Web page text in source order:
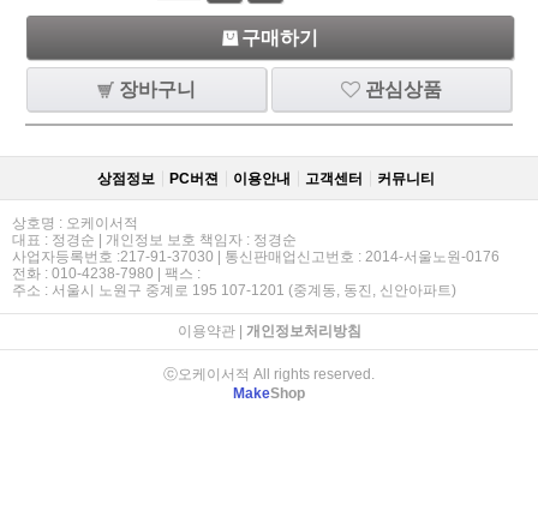
구매하기
장바구니 관심상품
상점정보 PC버젼 이용안내 고객센터 커뮤니티
상호명 : 오케이서적
대표 : 정경순 | 개인정보 보호 책임자 : 정경순
사업자등록번호 :217-91-37030 | 통신판매업신고번호 : 2014-서울노원-0176
전화 : 010-4238-7980 | 팩스 :
주소 : 서울시 노원구 중계로 195 107-1201 (중계동, 동진, 신안아파트)
이용약관| 개인정보처리방침
ⓒ오케이서적 All rights reserved.
MakeShop